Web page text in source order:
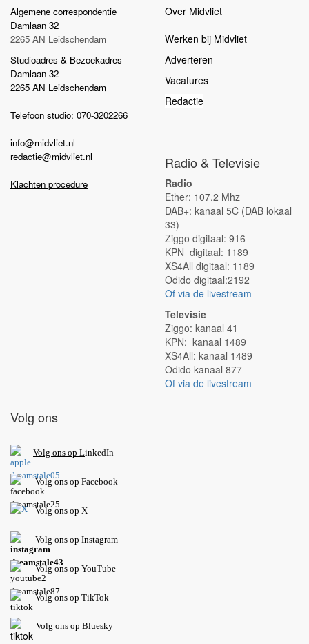
Algemene correspondentie
Damlaan 32
2265 AN Leidschendam
Studioadres & Bezoekadres
Damlaan 32
2265 AN Leidschendam
Telefoon studio: 070-3202266
info@midvliet.nl
redactie@midvliet.nl
Klachten procedure
Over Midvliet
Werken bij Midvliet
Adverteren
Vacatures
Redactie
Radio & Televisie
Radio
Ether: 107.2 Mhz
DAB+: kanaal 5C (DAB lokaal
33)
Ziggo digitaal: 916
KPN digitaal: 1189
XS4All digitaal: 1189
Odido digitaal:2192
Of via de livestream
Televisie
Ziggo: kanaal 41
KPN: kanaal 1489
XS4All: kanaal 1489
Odido kanaal 877
Of via de livestream
Volg ons
Volg ons op LinkedIn
Volg ons op Facebook
Volg ons op X
Volg ons op Instagram
Volgons op YouTube
Volg ons op TikTok
Volg ons op Bluesky